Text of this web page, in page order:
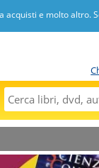
acquisti e molto altro.